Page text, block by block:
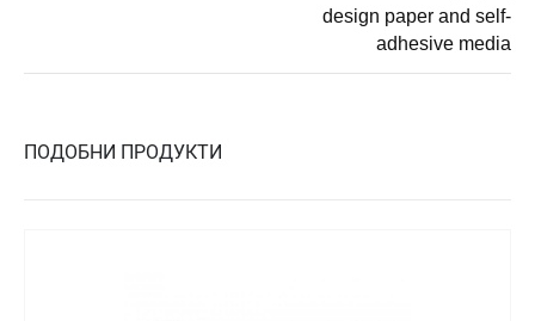
design paper and self-
adhesive media
ПОДОБНИ ПРОДУКТИ